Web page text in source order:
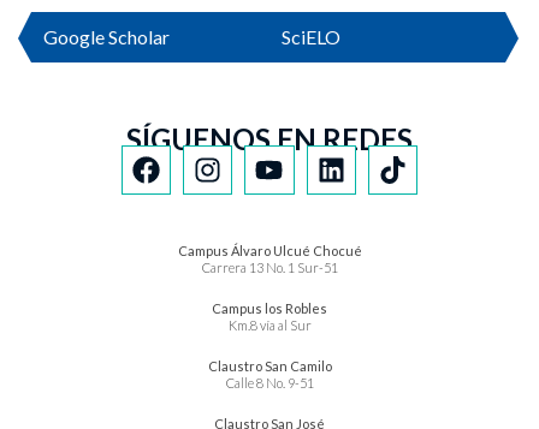
Google Scholar SciELO
SÍGUENOS EN REDES
Campus Álvaro Ulcué Chocué
Carrera 13 No. 1 Sur-51
Campus los Robles
Km.8 vía al Sur
Claustro San Camilo
Calle 8 No. 9-51
Claustro San José